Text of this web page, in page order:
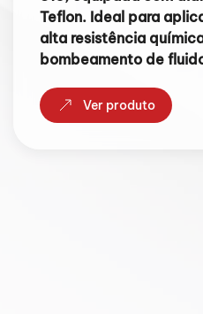
Teflon. Ideal para
alta resistência
bombeamento de
Ver produto